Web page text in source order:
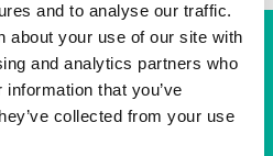
and to analyse our traffic.
about your use of our site with
and analytics partners who
that you’ve
collected from your use